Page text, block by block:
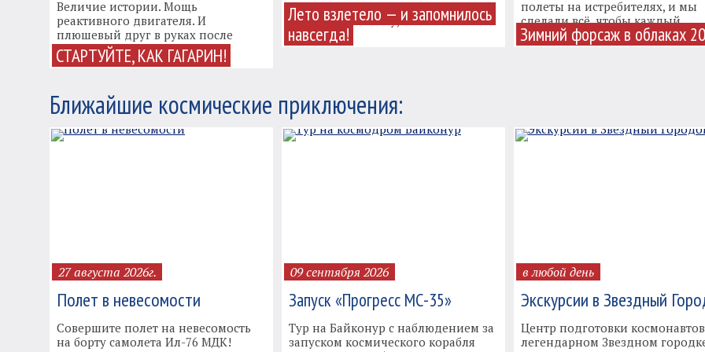
СТАРТУЙТЕ, КАК ГАГАРИН!
Величие истории. Мощь
реактивного двигателя. И
плюшевый друг в руках после
возвращения на Землю.
Лето взлетело — и запомнилось
навсегда!
наши гости примеряли шлем,
садились в кабину, ...
Зимний форсаж в облаках
полеты на истребителях, и мы
сделали всё, чтобы каждый ...
Ближайшие космические приключения:
27 августа 2026г.
Полет в невесомости
Совершите полет на невесомость
на борту самолета Ил-76 МДК!
09 сентября 2026
Запуск «Прогресс МС-35»
Тур на Байконур с наблюдением за
запуском космического корабля
в любой день
Экскурсии в Звездный
Центр подготовки
легендарном Звездном